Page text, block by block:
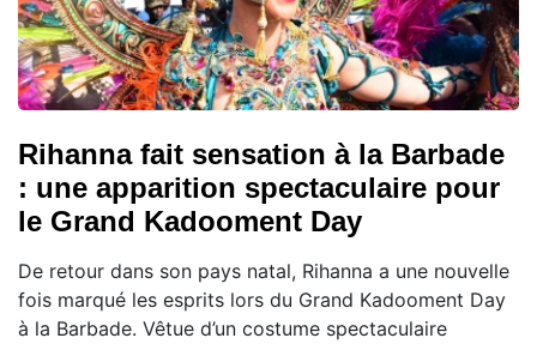
Rihanna fait sensation à la Barbade
: une apparition spectaculaire pour
le Grand Kadooment Day
De retour dans son pays natal, Rihanna a une nouvelle
fois marqué les esprits lors du Grand Kadooment Day
à la Barbade. Vêtue d’un costume spectaculaire